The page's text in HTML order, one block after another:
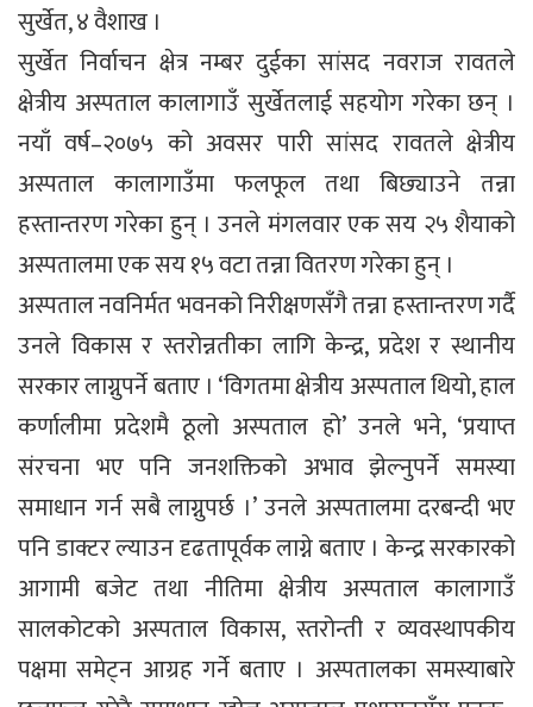
सुर्खेत, ४ वैशाख ।
सुर्खेत निर्वाचन क्षेत्र नम्बर दुईका सांसद नवराज रावतले
क्षेत्रीय अस्पताल कालागाउँ सुर्खेतलाई सहयोग गरेका छन् ।
नयाँ वर्ष–२०७५ को अवसर पारी सांसद रावतले क्षेत्रीय
अस्पताल कालागाउँमा फलफूल तथा बिछ्याउने तन्ना
हस्तान्तरण गरेका हुन् । उनले मंगलवार एक सय २५ शैयाको
अस्पतालमा एक सय १५ वटा तन्ना वितरण गरेका हुन् ।
अस्पताल नवनिर्मत भवनको निरीक्षणसँगै तन्ना हस्तान्तरण गर्दै
उनले विकास र स्तरोन्नतीका लागि केन्द्र, प्रदेश र स्थानीय
सरकार लाग्नुपर्ने बताए । ‘विगतमा क्षेत्रीय अस्पताल थियो, हाल
कर्णालीमा प्रदेशमै ठूलो अस्पताल हो’ उनले भने, ‘प्रयाप्त
संरचना भए पनि जनशक्तिको अभाव झेल्नुपर्ने समस्या
समाधान गर्न सबै लाग्नुपर्छ ।’ उनले अस्पतालमा दरबन्दी भए
पनि डाक्टर ल्याउन दृढतापूर्वक लाग्ने बताए । केन्द्र सरकारको
आगामी बजेट तथा नीतिमा क्षेत्रीय अस्पताल कालागाउँ
सालकोटको अस्पताल विकास, स्तरोन्ती र व्यवस्थापकीय
पक्षमा समेट्न आग्रह गर्ने बताए । अस्पतालका समस्याबारे